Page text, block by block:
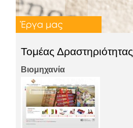
Τομέας Δραστηριότητας
Βιομηχανία